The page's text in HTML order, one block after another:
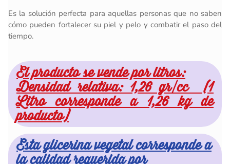
Es la solución perfecta para aquellas personas que no saben
cómo pueden fortalecer su piel y pelo y combatir el paso del
tiempo.
El producto se vende por litros:
Densidad relativa: 1,26 gr/cc (1
Litro corresponde a 1,26 kg de
producto)
Esta glicerina vegetal corresponde a
la calidad requerida por